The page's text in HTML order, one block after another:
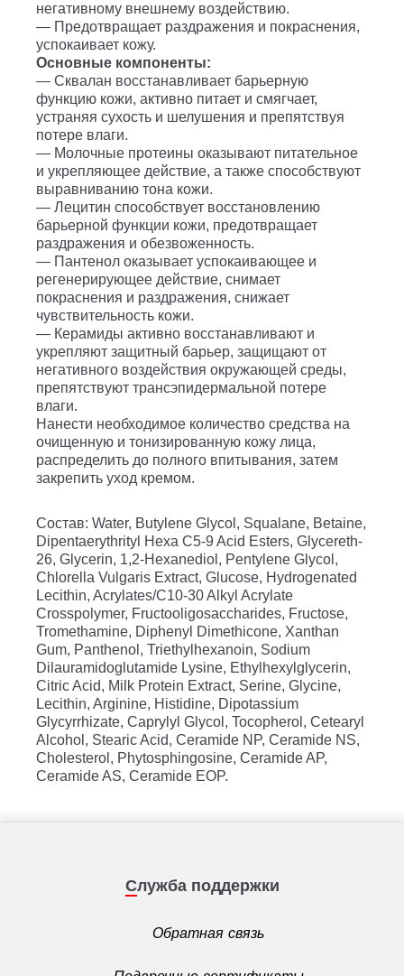
негативному внешнему воздействию.
— Предотвращает раздражения и покраснения,
успокаивает кожу.
Основные компоненты:
— Сквалан восстанавливает барьерную
функцию кожи, активно питает и смягчает,
устраняя сухость и шелушения и препятствуя
потере влаги.
— Молочные протеины оказывают питательное
и укрепляющее действие, а также способствуют
выравниванию тона кожи.
— Лецитин способствует восстановлению
барьерной функции кожи, предотвращает
раздражения и обезвоженность.
— Пантенол оказывает успокаивающее и
регенерирующее действие, снимает
покраснения и раздражения, снижает
чувствительность кожи.
— Керамиды активно восстанавливают и
укрепляют защитный барьер, защищают от
негативного воздействия окружающей среды,
препятствуют трансэпидермальной потере
влаги.
Нанести необходимое количество средства на
очищенную и тонизированную кожу лица,
распределить до полного впитывания, затем
закрепить уход кремом.
Состав: Water, Butylene Glycol, Squalane, Betaine,
Dipentaerythrityl Hexa C5-9 Acid Esters, Glycereth-
26, Glycerin, 1,2-Hexanediol, Pentylene Glycol,
Chlorella Vulgaris Extract, Glucose, Hydrogenated
Lecithin, Acrylates/C10-30 Alkyl Acrylate
Crosspolymer, Fructooligosaccharides, Fructose,
Tromethamine, Diphenyl Dimethicone, Xanthan
Gum, Panthenol, Triethylhexanoin, Sodium
Dilauramidoglutamide Lysine, Ethylhexylglycerin,
Citric Acid, Milk Protein Extract, Serine, Glycine,
Lecithin, Arginine, Histidine, Dipotassium
Glycyrrhizate, Caprylyl Glycol, Tocopherol, Cetearyl
Alcohol, Stearic Acid, Ceramide NP, Ceramide NS,
Cholesterol, Phytosphingosine, Ceramide AP,
Ceramide AS, Ceramide EOP.
Служба поддержки
Обратная связь